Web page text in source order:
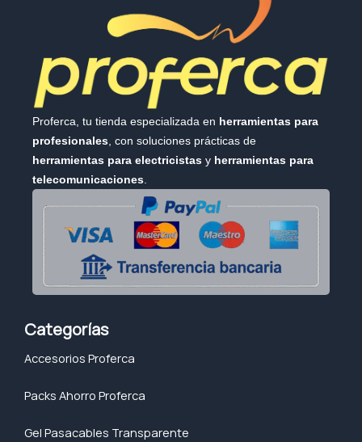
Proferca, tu tienda especializada en herramientas para
profesionales , con soluciones prácticas de
herramientas para electricistas y herramientas para
telecomunicaciones
Categorías
Accesorios Proferca
Packs Ahorro Proferca
Gel Pasacables Transparente